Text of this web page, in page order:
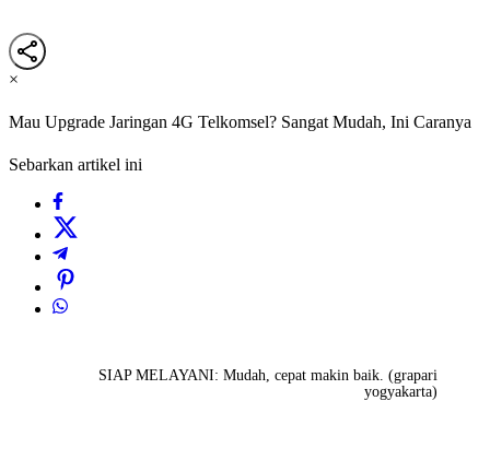
×
Mau Upgrade Jaringan 4G Telkomsel? Sangat Mudah, Ini Caranya
Sebarkan artikel ini
SIAP MELAYANI: Mudah, cepat makin baik. (grapari
yogyakarta)